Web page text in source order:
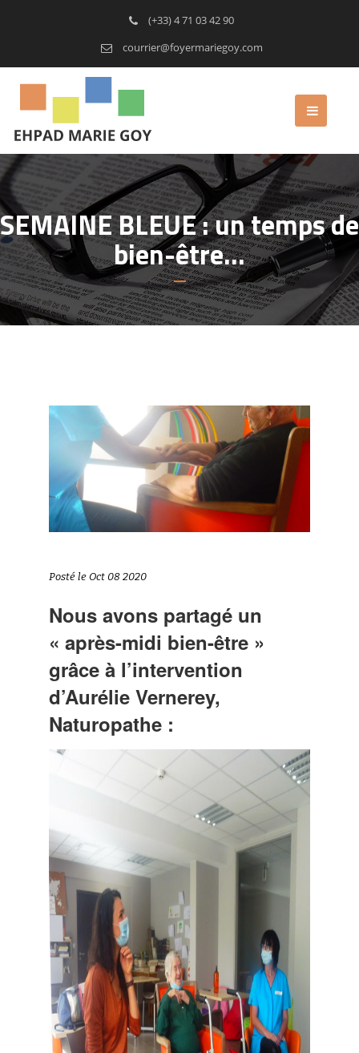
(+33) 4 71 03 42 90
courrier@foyermariegoy.com
SEMAINE BLEUE : un temps de
bien-être…
Posté le Oct 08 2020
Nous avons partagé un
« après-midi bien-être »
grâce à l’intervention
d’Aurélie Vernerey,
Naturopathe :